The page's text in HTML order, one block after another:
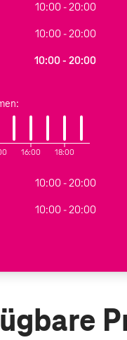
10:00 - 20:00
10:00 - 20:00
10:00 - 20:00
16:00 18:00
10:00 - 20:00
10:00 - 20:00